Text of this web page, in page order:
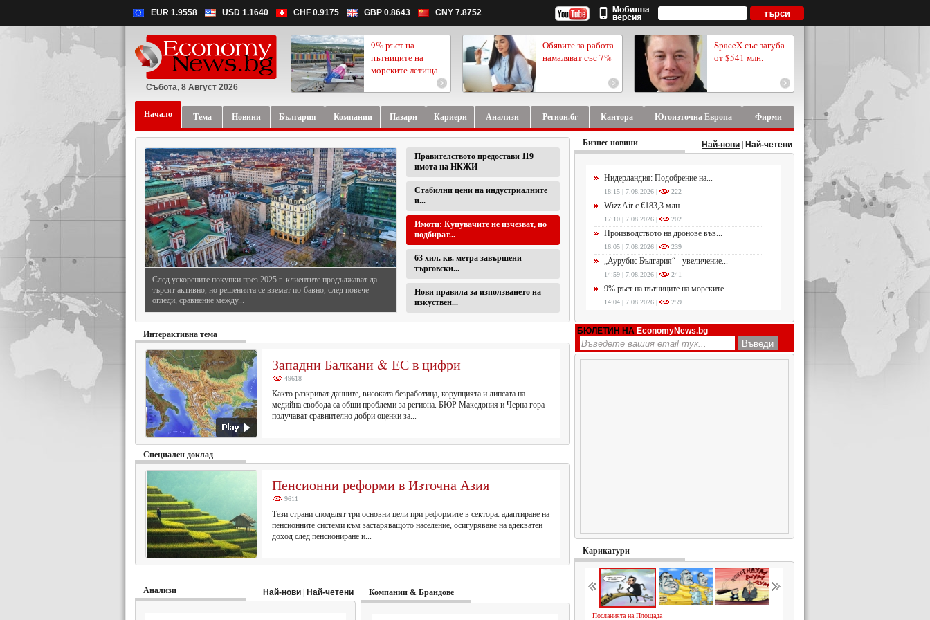
EUR 1.9558 USD 1.1640 CHF 0.9175 GBP 0.8643 CNY 7.8752
Събота, 8 Август 2026
9% ръст на
пътниците на
морските летища
Обявите за работа
намаляват със 7%
SpaceX със загуба
от $541 млн.
Начало Тема Новини България Компании Пазари Кариери Анализи Регион.бг Кантора Югоизточна Европа Фирми
България е сред най-динамичните пазари в региона на Югоизточна
Европа, а в сравнение с останалите столици от региона, София се
отличава с...
Правителството предостави 119
имота на НКЖИ
Стабилни цени на индустриалните
и...
Имоти: Купувачите не изчезват, но
подбират...
63 хил. кв. метра завършени
търговски...
Нови правила за използването на
изкуствен...
Интерактивна тема
Западни Балкани & ЕС в цифри
49618
Както разкриват данните, високата безработица, корупцията и липсата на
медийна свобода са общи проблеми за региона. БЮР Македония и Черна гора
получават сравнително добри оценки за...
Специален доклад
Пенсионни реформи в Източна Азия
9611
Тези страни споделят три основни цели при реформите в сектора: адаптиране на
пенсионните системи към застаряващото население, осигуряване на адекватен
доход след пенсиониране и...
Анализи Най-нови Най-четени Компании & Брандове
Бизнес новини Най-нови Най-четени
Нидерландия: Подобрение на...
18:15 | 7.08.2026 | 222
Wizz Air с €183,3 млн....
17:10 | 7.08.2026 | 202
Производството на дронове във...
16:05 | 7.08.2026 | 239
„Аурубис България“ - увеличение...
14:59 | 7.08.2026 | 241
9% ръст на пътниците на морските...
14:04 | 7.08.2026 | 259
БЮЛЕТИН НА EconomyNews.bg
Карикатури
Посланията на Площада